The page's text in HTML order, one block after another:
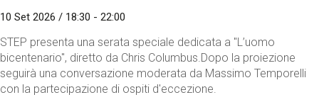
10 Set 2026 / 18:30 - 22:00
STEP presenta una serata speciale dedicata a "L’uomo
bicentenario", diretto da Chris Columbus.Dopo la proiezione
seguirà una conversazione moderata da Massimo Temporelli
con la partecipazione di ospiti d'eccezione.